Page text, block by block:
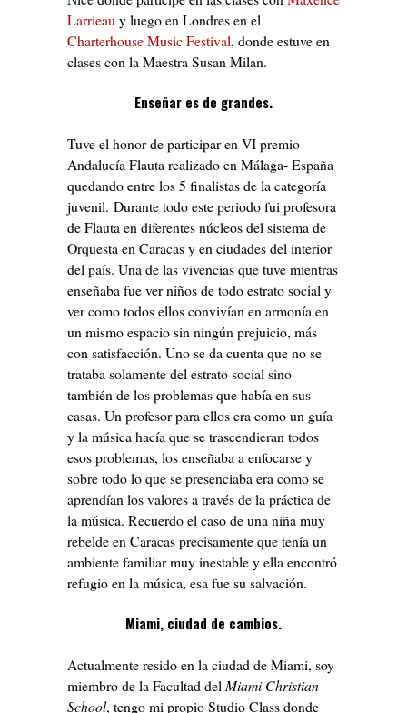
Larrieauy luego en Londres en el
Charterhouse Music Festival, donde estuve en
clases con la Maestra Susan Milan.
Enseñar es de grandes.
Tuve el honor de participar en VI premio
Andalucía Flauta realizado en Málaga- España
quedando entre los 5 finalistas de la categoría
juvenil. Durante todo este periodo fui profesora
de Flauta en diferentes núcleos del sistema de
Orquesta en Caracas y en ciudades del interior
del país. Una de las vivencias que tuve mientras
enseñaba fue ver niños de todo estrato social y
ver como todos ellos convivían en armonía en
un mismo espacio sin ningún prejuicio, más
con satisfacción. Uno se da cuenta que no se
trataba solamente del estrato social sino
también de los problemas que había en sus
casas. Un profesor para ellos era como un guía
y la música hacía que se trascendieran todos
esos problemas, los enseñaba a enfocarse y
sobre todo lo que se presenciaba era como se
aprendían los valores a través de la práctica de
la música. Recuerdo el caso de una niña muy
rebelde en Caracas precisamente que tenía un
ambiente familiar muy inestable y ella encontró
refugio en la música, esa fue su salvación.
Miami, ciudad de cambios.
Actualmente resido en la ciudad de Miami, soy
miembro de la Facultad delMiami Christian
School, tengo mi propio Studio Class donde